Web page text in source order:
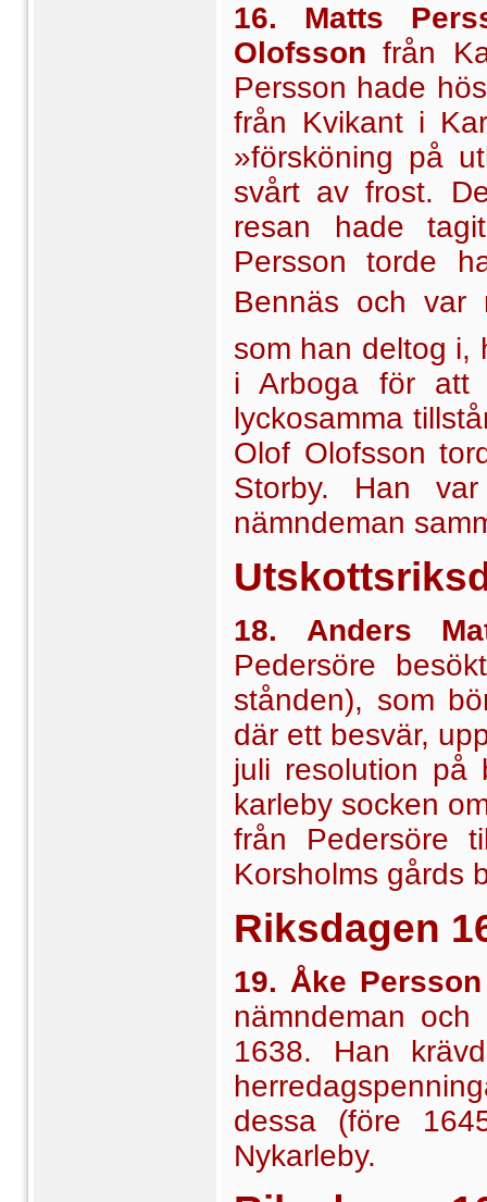
16. Matts
Olofssonfrån
Persson hade
från Kvikant i
»försköning på
svårt av frost.
resan hade
Persson torde
Bennäs och var
som han deltog i,
i Arboga för att
lyckosamma
Olof Olofsson
Storby. Han
nämndeman
18. Anders
Pedersöre
stånden), som
där ett besvär,
juli resolution
karleby socken
från Pedersöre
Korsholms gårds
Riksdagen
19. Åke
nämndeman
1638. Han
dessa (före
Nykarleby.